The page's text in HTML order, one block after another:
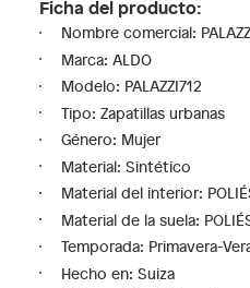
Ficha del producto:
Nombre comercial:
Marca: ALDO
Modelo: PALAZZI712
Tipo: Zapatillas urbanas
Género: Mujer
Material: Sintético
Material del interior:
Material de la suela:
Temporada: Primavera-
Hecho en: Suiza